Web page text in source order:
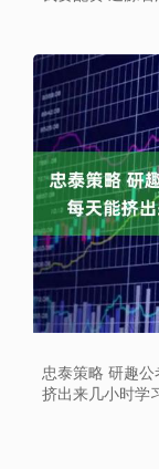
忠泰策略 研趣
挤出来几小时学